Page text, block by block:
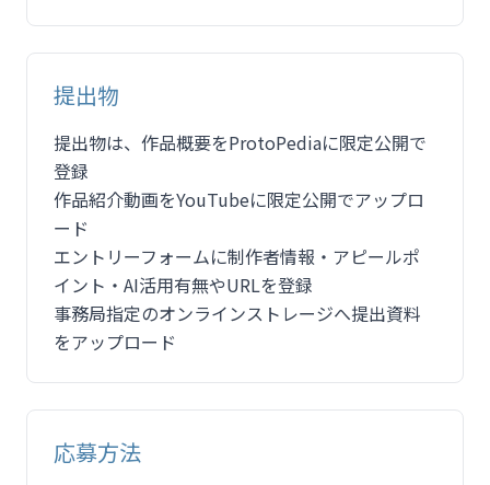
提出物
提出物は、作品概要をProtoPediaに限定公開で
登録
作品紹介動画をYouTubeに限定公開でアップロ
ード
エントリーフォームに制作者情報・アピールポ
イント・AI活用有無やURLを登録
事務局指定のオンラインストレージへ提出資料
をアップロード
応募方法